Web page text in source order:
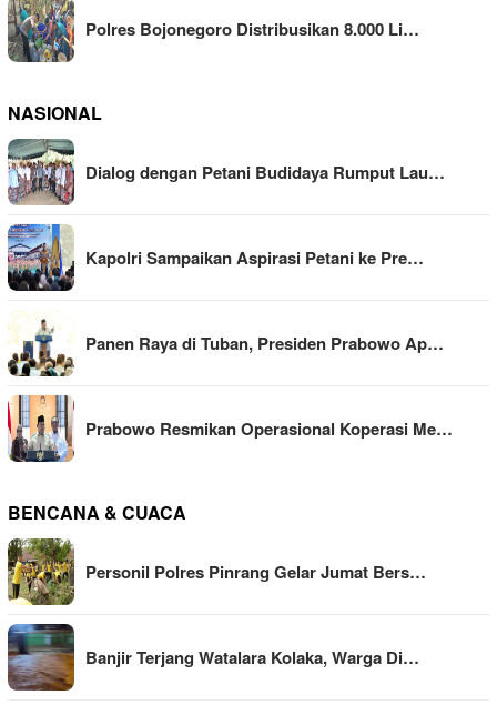
Polres Bojonegoro Distribusikan 8.000 Li…
NASIONAL
Dialog dengan Petani Budidaya Rumput Lau…
Kapolri Sampaikan Aspirasi Petani ke Pre…
Panen Raya di Tuban, Presiden Prabowo Ap…
Prabowo Resmikan Operasional Koperasi Me…
BENCANA & CUACA
Personil Polres Pinrang Gelar Jumat Bers…
Banjir Terjang Watalara Kolaka, Warga Di…